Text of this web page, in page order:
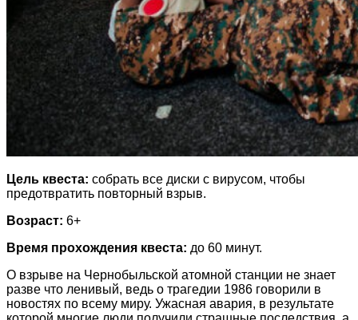
Цель квеста: собрать все диски с вирусом, чтобы
предотвратить повторный взрыв.
Возраст: 6+
Время прохождения квеста: до 60 минут.
О взрыве на Чернобыльской атомной станции не знает
разве что ленивый, ведь о трагедии 1986 говорили в
новостях по всему миру. Ужасная авария, в результате